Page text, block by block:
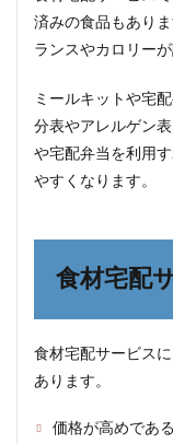
使え
ます
親子
で同
じも
のを
食べ
ニケ
ョン
めま
6
帯の
済みの食品もあり
ランスやカロリー
ミールキットや宅
分表やアレルゲン
や宅配弁当を利用
やすくなります。
食材宅配
食材宅配サービス
あります。
価格が高めである